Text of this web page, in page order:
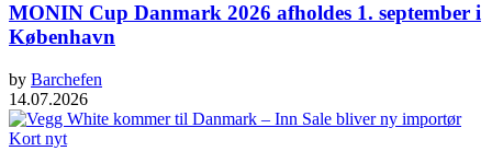
MONIN Cup Danmark 2026 afholdes 1. september i
København
by Barchefen
14.07.2026
Kort nyt